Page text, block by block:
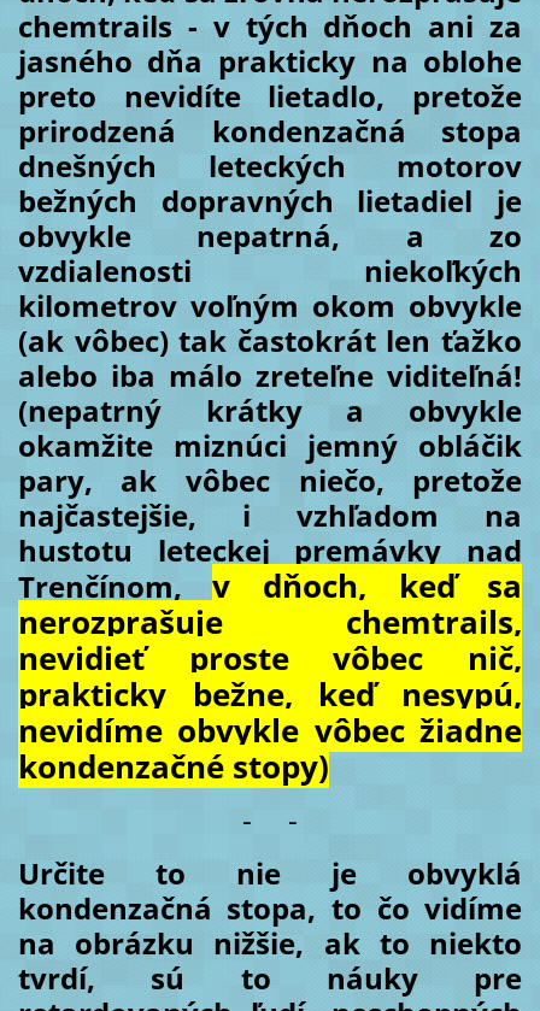
chemtrails - v tých dňoch ani za
jasného dňa prakticky na oblohe
preto nevidíte lietadlo, pretože
prirodzená kondenzačná stopa
dnešných leteckých motorov
bežných dopravných lietadiel je
obvykle nepatrná, a zo
vzdialenosti niekoľkých
kilometrov voľným okom obvykle
(ak vôbec) tak častokrát len ťažko
alebo iba málo zreteľne viditeľná!
(nepatrný krátky a obvykle
okamžite miznúci jemný obláčik
pary, ak vôbec niečo, pretože
najčastejšie, i vzhľadom na
hustotu leteckej premávky nad
Trenčínom,v dňoch, keď sa
nerozprašuje chemtrails,
nevidieť proste vôbec nič,
prakticky bežne, keď nesypú,
nevidíme obvykle vôbec žiadne
kondenzačné stopy)
- -
Určite to nie je obvyklá
kondenzačná stopa, to čo vidíme
na obrázku nižšie, ak to niekto
tvrdí, sú to náuky pre